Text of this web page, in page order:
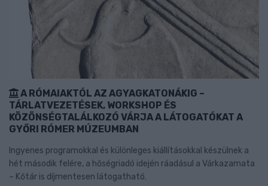
A RÓMAIAKTÓL AZ AGYAGKATONÁKIG –
TÁRLATVEZETÉSEK, WORKSHOP ÉS
KÖZÖNSÉGTALÁLKOZÓ VÁRJA A LÁTOGATÓKAT A
GYŐRI RÓMER MÚZEUMBAN
Ingyenes programokkal és különleges kiállításokkal készülnek a
hét második felére, a hőségriadó idején ráadásul a Várkazamata
– Kőtár is díjmentesen látogatható.